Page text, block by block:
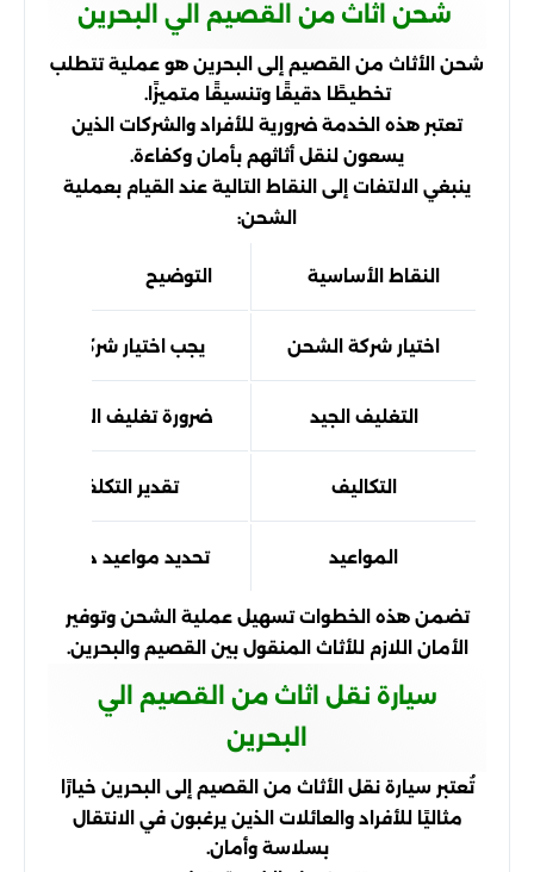
شحن اثاث من القصيم الي البحرين
شحن الأثاث من القصيم إلى البحرين هو عملية تتطلب
تخطيطًا دقيقًا وتنسيقًا متميزًا.
تعتبر هذه الخدمة ضرورية للأفراد والشركات الذين
يسعون لنقل أثاثهم بأمان وكفاءة.
ينبغي الالتفات إلى النقاط التالية عند القيام بعملية
الشحن:
النقاط الأساسية التوضيح
اختيار شركة الشحن يجب اختيار شركة
التغليف الجيد ضرورة تغليف الأثاث
التكاليف تقدير التكلفة
المواعيد تحديد مواعيد دقيقة
تضمن هذه الخطوات تسهيل عملية الشحن وتوفير
الأمان اللازم للأثاث المنقول بين القصيم والبحرين.
سيارة نقل اثاث من القصيم الي
البحرين
تُعتبر سيارة نقل الأثاث من القصيم إلى البحرين خيارًا
مثاليًا للأفراد والعائلات الذين يرغبون في الانتقال
بسلاسة وأمان.